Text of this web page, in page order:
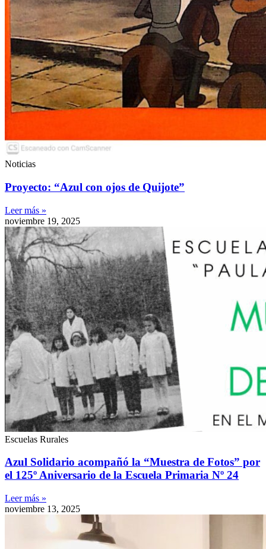
Noticias
Proyecto: “Azul con ojos de Quijote”
Leer más »
noviembre 19, 2025
Escuelas Rurales
Azul Solidario acompañó la “Muestra de Fotos” por
el 125º Aniversario de la Escuela Primaria Nº 24
Leer más »
noviembre 13, 2025